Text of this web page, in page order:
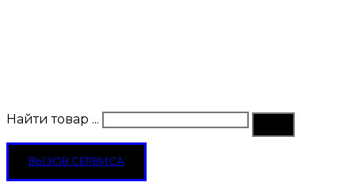
Найти товар ...
ВЫЗОВ СЕРВИСА